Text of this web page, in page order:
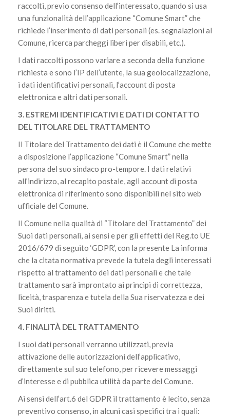
raccolti, previo consenso dell’interessato, quando si usa
una funzionalità dell’applicazione “Comune Smart” che
richiede l’inserimento di dati personali (es. segnalazioni al
Comune, ricerca parcheggi liberi per disabili, etc.).
I dati raccolti possono variare a seconda della funzione
richiesta e sono l’IP dell’utente, la sua geolocalizzazione,
i dati identificativi personali, l’account di posta
elettronica e altri dati personali.
3. ESTREMI IDENTIFICATIVI E DATI DI CONTATTO
DEL TITOLARE DEL TRATTAMENTO
Il Titolare del Trattamento dei dati è il Comune che mette
a disposizione l’applicazione “Comune Smart” nella
persona del suo sindaco pro-tempore. I dati relativi
all’indirizzo, al recapito postale, agli account di posta
elettronica di riferimento sono disponibili nel sito web
ufficiale del Comune.
Il Comune nella qualità di “Titolare del Trattamento” dei
Suoi dati personali, ai sensi e per gli effetti del Reg.to UE
2016/679 di seguito ‘GDPR’, con la presente La informa
che la citata normativa prevede la tutela degli interessati
rispetto al trattamento dei dati personali e che tale
trattamento sarà improntato ai principi di correttezza,
liceità, trasparenza e tutela della Sua riservatezza e dei
Suoi diritti.
4. FINALITÀ DEL TRATTAMENTO
I suoi dati personali verranno utilizzati, previa
attivazione delle autorizzazioni dell’applicativo,
direttamente sul suo telefono, per ricevere messaggi
d’interesse e di pubblica utilità da parte del Comune.
Ai sensi dell’art.6 del GDPR il trattamento è lecito, senza
preventivo consenso, in alcuni casi specifici tra i quali: